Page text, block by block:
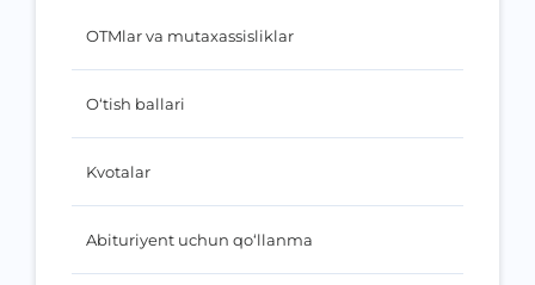
OTMlar va mutaxassisliklar
O‘tish ballari
Kvotalar
Abituriyent uchun qo‘llanma